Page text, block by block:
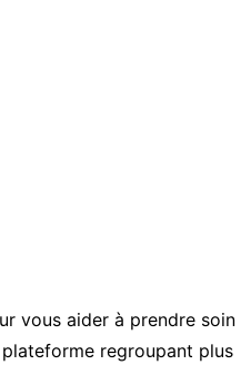
vous aider à prendre soin
regroupant plus